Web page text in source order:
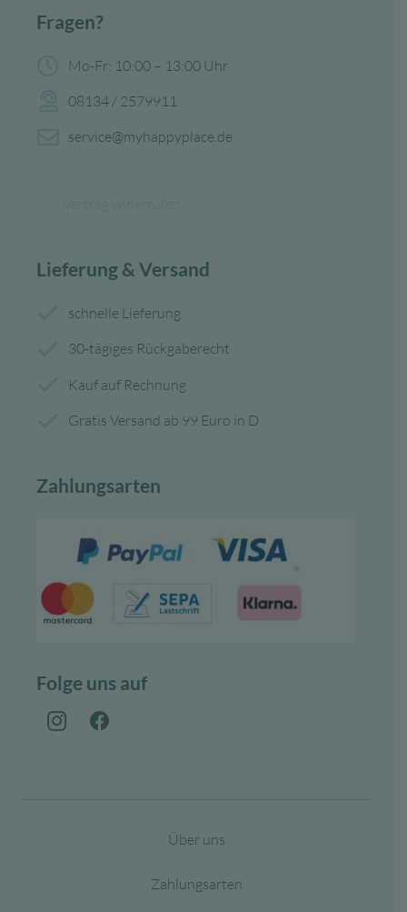
Fragen?
Mo-Fr: 10:00 – 13:00 Uhr
08134 / 2579911
service@myhappyplace.de
Lieferung & Versand
schnelle Lieferung
30-tägiges Rückgaberecht
Kauf auf Rechnung
Gratis Versand ab 99 Euro in D
Zahlungsarten
Folge uns auf
Über uns
Zahlungsarten